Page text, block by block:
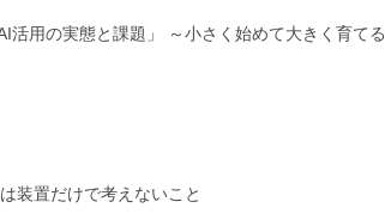
用の実態と課題」 ～小さく始めて大きく育てる
装置だけで考えないこと